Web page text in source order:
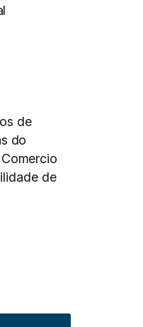
de
do
de